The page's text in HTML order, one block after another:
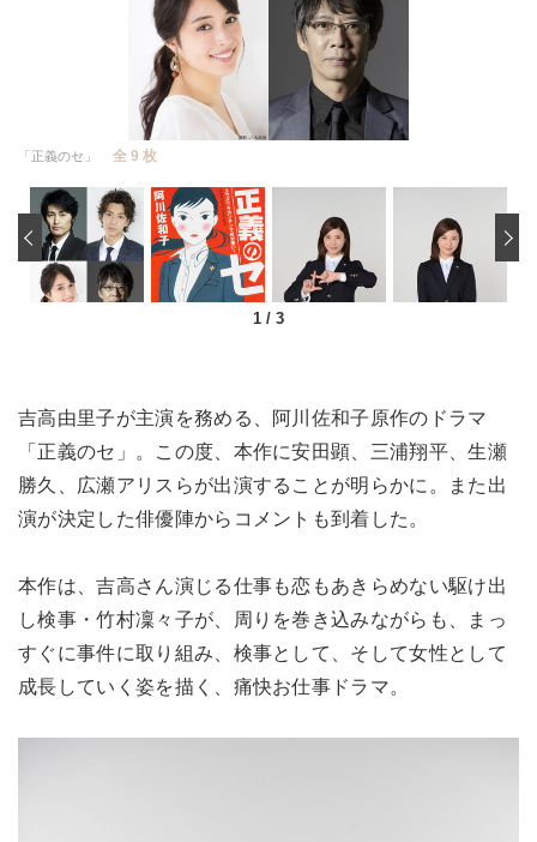
「正義のセ」 全 9 枚
1 / 3
‹
吉高由里子が主演を務める、阿川佐和子原作のドラマ
「正義のセ」。この度、本作に安田顕、三浦翔平、生瀬
勝久、広瀬アリスらが出演することが明らかに。また出
演が決定した俳優陣からコメントも到着した。
本作は、吉高さん演じる仕事も恋もあきらめない駆け出
し検事・竹村凜々子が、周りを巻き込みながらも、まっ
すぐに事件に取り組み、検事として、そして女性として
成長していく姿を描く、痛快お仕事ドラマ。